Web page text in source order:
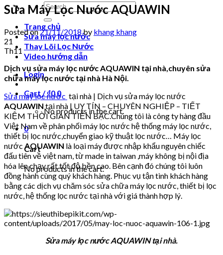
Search
for:
Trang chủ
Sửa máy lọc nước
Thay Lõi Lọc Nước
Video hướng dẫn
Login
Cart /₫00
No products in the cart.
0
Cart
No products in the cart.
Sửa Máy Lọc Nước AQUAWIN
Posted on21/11/2018by khang khang
21
Th11
Dịch vụ sửa máy lọc nước AQUAWIN tại nhà,chuyên sửa
chữa máy lọc nước tại nhà Hà Nội.
Sửa máy lọc nước tại nhà | Dịch vụ sửa máy lọc nước
AQUAWIN tại nhà | UY TÍN – CHUYÊN NGHIỆP – TIẾT
KIỆM THỜI GIAN TIỀN BẠC.Chúng tôi là công ty hàng đầu
Việt Nam về phân phối máy lọc nước hệ thống máy lọc nước,
thiết bị lọc nước,chuyển giao kỹ thuật lọc nước… Máy lọc
nước AQUAWIN là loại máy được nhập khẩu nguyên chiếc
đấu tiên về việt nam, từ made in taiwan ,máy không bị nội địa
hóa lên chạy rất tốt độ bền cao. Bên cạnh đó chúng tôi luôn
đồng hành cùng quý khách hàng. Phục vụ tận tình khách hàng
bằng các dịch vụ chăm sóc sửa chữa máy lọc nước, thiết bị lọc
nước, hệ thống lọc nước tại nhà với giá thành hợp lý.
Sửa máy lọc nước AQUAWIN tại nhà.